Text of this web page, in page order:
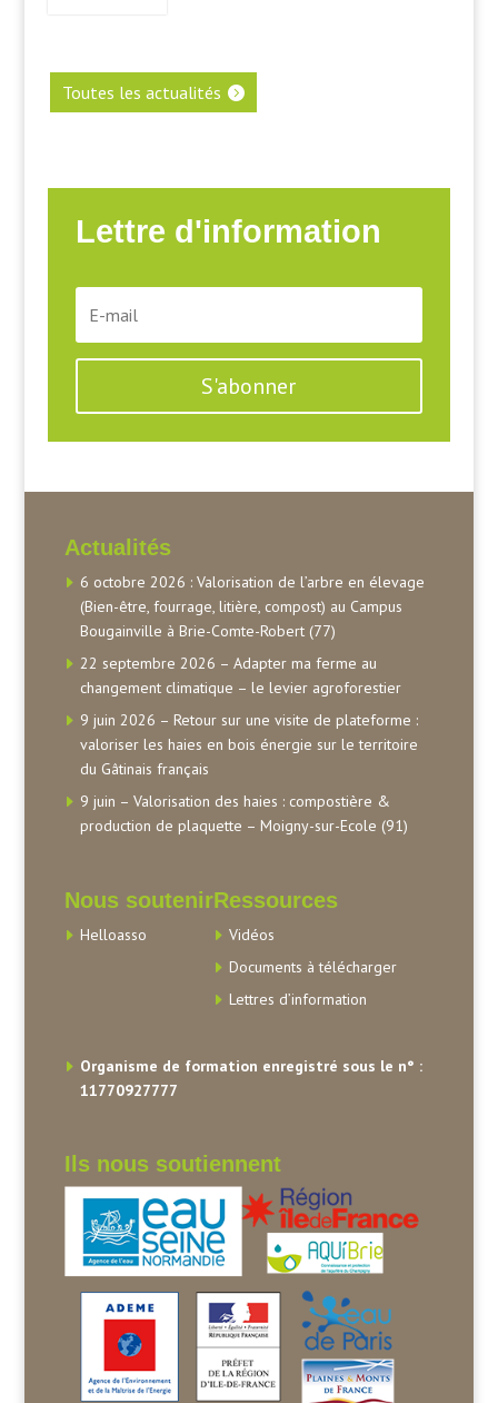
Toutes les actualités
Lettre d'information
S'abonner
Actualités
6 octobre 2026 : Valorisation de l’arbre en élevage
(Bien-être, fourrage, litière, compost) au Campus
Bougainville à Brie-Comte-Robert (77)
22 septembre 2026 – Adapter ma ferme au
changement climatique – le levier agroforestier
9 juin 2026 – Retour sur une visite de plateforme :
valoriser les haies en bois énergie sur le territoire
du Gâtinais français
9 juin – Valorisation des haies : compostière &
production de plaquette – Moigny-sur-Ecole (91)
Nous soutenir
Helloasso
Ressources
Vidéos
Documents à télécharger
Lettres d’information
Organisme de formation enregistré sous le n° :
11770927777
Ils nous soutiennent